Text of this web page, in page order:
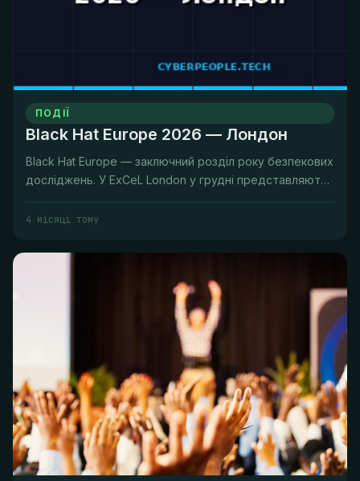
ПОДІЇ
Black Hat Europe 2026 — Лондон
Black Hat Europe — заключний розділ року безпекових
досліджень. У ExCeL London у грудні представляють
4 місяці тому